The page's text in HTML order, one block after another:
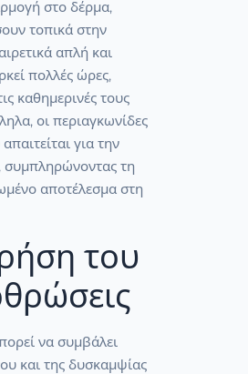
στο δέρμα,
τοπικά στην
απλή και
πολλές ώρες,
καθημερινές τους
οι περιαγκωνίδες
για την
τη
αποτέλεσμα στη
του
να συμβάλει
και της δυσκαμψίας